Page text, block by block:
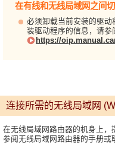
在有线和无线局域网之间
必须卸载当前安装的驱
装驱动程序的信息，请参
https://
连接所需的无线局域网
在无线局域网路由器的机身上
参阅无线局域网路由器的手册或